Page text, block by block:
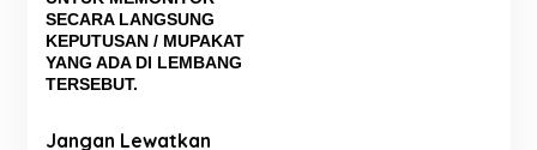
p
o
s
SECARA LANGSUNG
KEPUTUSAN / MUPAKAT
YANG ADA DI LEMBANG
TERSEBUT.
Jangan Lewatkan